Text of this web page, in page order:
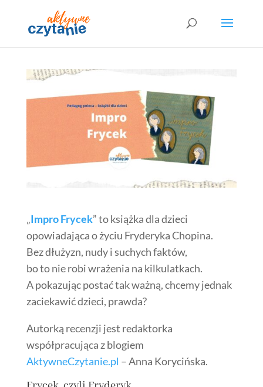
„Impro Frycek” to książka dla dzieci
opowiadająca o życiu Fryderyka Chopina.
Bez dłużyzn, nudy i suchych faktów,
bo to nie robi wrażenia na kilkulatkach.
A pokazując postać tak ważną, chcemy jednak
zaciekawić dzieci, prawda?
Autorką recenzji jest redaktorka
współpracująca z blogiem
AktywneCzytanie.pl – Anna Korycińska.